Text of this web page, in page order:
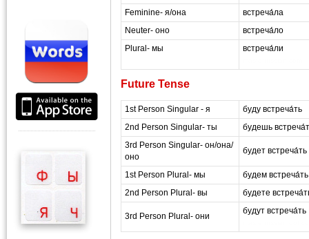
Feminine- я/она
встреча́ла
Neuter- оно
встреча́ло
Plural- мы
встреча́ли
Future Tense
1st Person Singular - я
буду встреча́ть
2nd Person Singular- ты
будешь
3rd Person Singular- он/она/
оно
будет встреча́ть
1st Person Plural- мы
будем встреча́ть
2nd Person Plural- вы
будете
3rd Person Plural- они
будут встреча́ть